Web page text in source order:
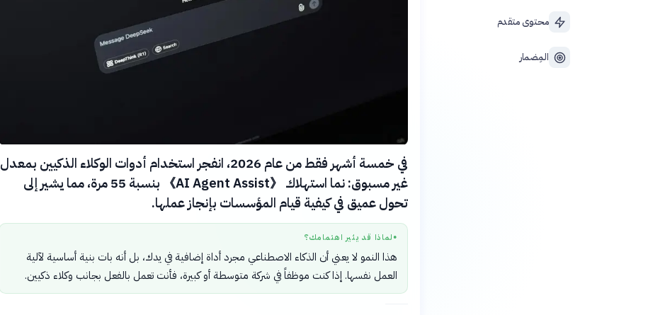
محتوى متقدم
المِضمار
في خمسة أشهر فقط من عام 2026، انفجر استخدام أدوات الوكلاء الذكيين بمعدل
غير مسبوق: نما استهلاك 《AI Agent Assist》 بنسبة 55 مرة، مما يشير إلى
تحول عميق في كيفية قيام المؤسسات بإنجاز عملها.
● لماذا قد يثير اهتمامك؟
هذا النمو لا يعني أن الذكاء الاصطناعي مجرد أداة إضافية في يدك، بل أنه بات بنية أساسية لآلية
العمل نفسها. إذا كنت موظفاً في شركة متوسطة أو كبيرة، فأنت تعمل بالفعل بجانب وكلاء ذكيين.